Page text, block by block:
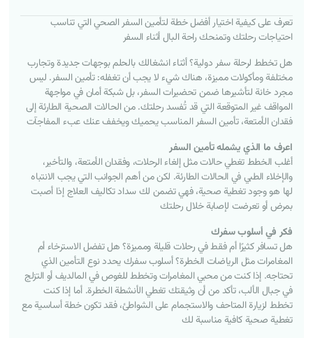
تعرف على كيفية اختيار أفضل خطة لتأمين السفر الصحي التي تناسب
احتياجات رحلتك وتمنحك راحة البال أثناء السفر
هل تخطط لرحلة سفر دولية؟ أثناء انشغالك بالحلم بوجهات جديدة وتجارب
مختلفة ومأكولات مميزة، هناك شيء لا يجب أن تغفله: تأمين السفر. ليس
مجرد خانة لتأشيرها ضمن تحضيرات السفر، بل شبكة أمان في مواجهة
المواقف غير المتوقعة التي قد تُفسد رحلتك. من الحالات الصحية الطارئة إلى
فقدان الأمتعة، تأمين السفر المناسب يحميك ويخفف عنك عبء المفاجآت
اعرف ما الذييشملهتأمينالسفر
أغلب الخطط تغطي حالات مثل إلغاء الرحلات، وفقدان الأمتعة، والتأخير،
والإخلاء الطبي في الحالات الطارئة. لكن من أهم الجوانب التي يجب الانتباه
لها هو وجود تغطية صحية، فهي تضمن لك سداد تكاليف العلاج إذا أصبت
بمرض أو تعرضت لإصابة خلال رحلتك
فكر في أسلوبسفرك
هل تسافر كثيرًا أم فقط في رحلات قليلة ومميزة؟ هل تفضل الاسترخاء أم
المغامرات مثل الرياضات الخطرة؟ أسلوب سفرك يحدد نوع التأمين الذي
تحتاجه. إذا كنت من محبي المغامرات وتخطط للغوص في المالديف أو التزلج
في جبال الألب، تأكد من أن وثيقتك تغطي الأنشطة الخطرة. أما إذا كنت
تخطط لزيارة المتاحف والاستجمام على الشواطئ، فقد تكون خطة أساسية مع
تغطية صحية كافية مناسبة لك